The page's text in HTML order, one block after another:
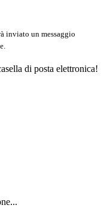
inviato un messaggio
di posta elettronica!